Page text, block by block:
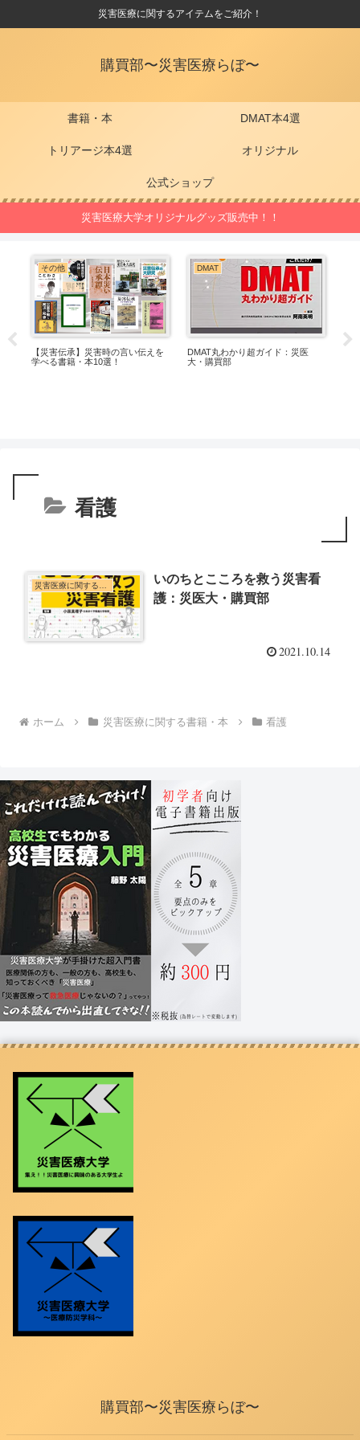
災害医療に関するアイテムをご紹介！
購買部〜災害医療らぼ〜
書籍・本 DMAT本4選
トリアージ本4選 オリジナル
公式ショップ
災害医療大学オリジナルグッズ販売中！！
その他
【災害伝承】災害時の言い伝えを
学べる書籍・本10選！
DMAT
DMAT丸わかり超ガイド：災医
大・購買部
看護
いのちとこころを救う災害看
護：災医大・購買部
2021.10.14
ホーム 災害医療に関する書籍・本 看護
購買部〜災害医療らぼ〜